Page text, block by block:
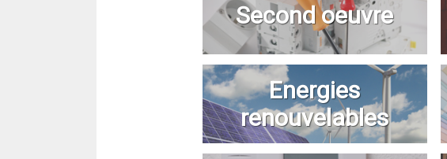
Second oeuvre
Energies
renouvelables